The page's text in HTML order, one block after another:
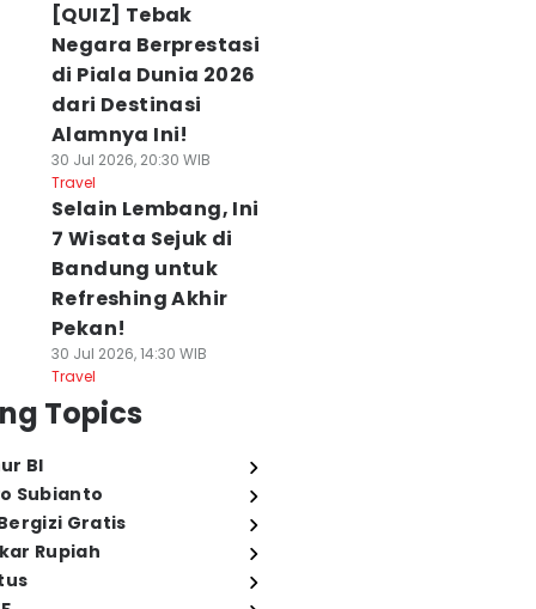
[QUIZ] Tebak
Negara Berprestasi
di Piala Dunia 2026
dari Destinasi
Alamnya Ini!
30 Jul 2026, 20:30 WIB
Travel
Selain Lembang, Ini
7 Wisata Sejuk di
Bandung untuk
Refreshing Akhir
Pekan!
30 Jul 2026, 14:30 WIB
Travel
Topics
BI
Subianto
Gratis
Rupiah